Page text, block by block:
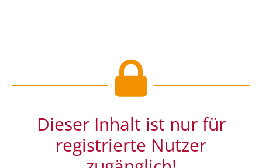
Dieser Inhalt ist nur für
registrierte Nutzer